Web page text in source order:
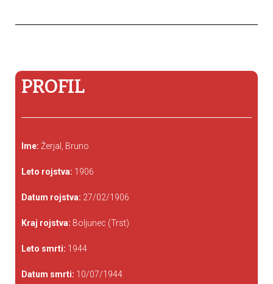
PROFIL
Ime: Žerjal, Bruno
Leto rojstva: 1906
Datum rojstva: 27/02/1906
Kraj rojstva: Boljunec (Trst)
Leto smrti: 1944
Datum smrti: 10/07/1944